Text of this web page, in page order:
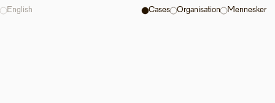
English Cases Organisation Mennesker